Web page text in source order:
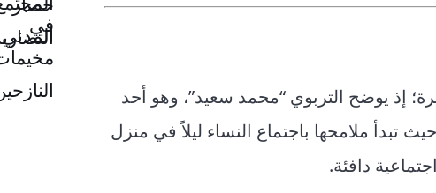
إذ يوضح التربوي “محمد سعيد”، وهو أحد
ملامحها باجتماع النساء ليلاً في منزل
دافئة.